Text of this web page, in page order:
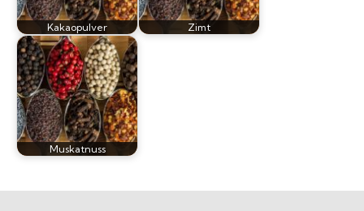
Kakaopulver Zimt
Muskatnuss